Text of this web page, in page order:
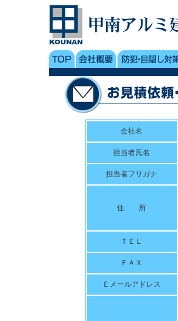
会社名
担当者氏名
担当者フリガナ
住 所
ＴＥＬ
ＦＡＸ
Ｅメールアドレス